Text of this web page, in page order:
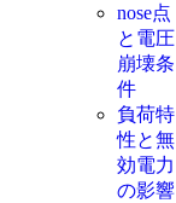
nose点
と電圧
崩壊条
件
負荷特
性と無
効電力
の影響